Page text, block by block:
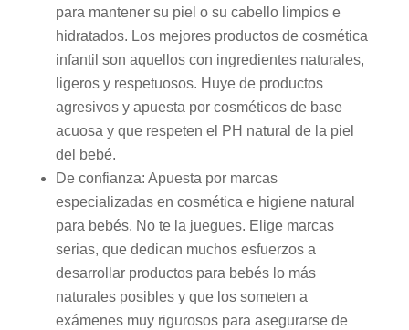
para mantener su piel o su cabello limpios e
hidratados. Los mejores productos de cosmética
infantil son aquellos con ingredientes naturales,
ligeros y respetuosos. Huye de productos
agresivos y apuesta por cosméticos de base
acuosa y que respeten el PH natural de la piel
del bebé.
De confianza: Apuesta por marcas
especializadas en cosmética e higiene natural
para bebés. No te la juegues. Elige marcas
serias, que dedican muchos esfuerzos a
desarrollar productos para bebés lo más
naturales posibles y que los someten a
exámenes muy rigurosos para asegurarse de